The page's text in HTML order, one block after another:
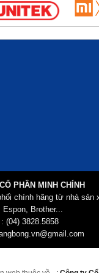
PHẦN MINH CHÍNH
chính hãng từ nhà sản
Espon, Brother...
(04) 3828.5858